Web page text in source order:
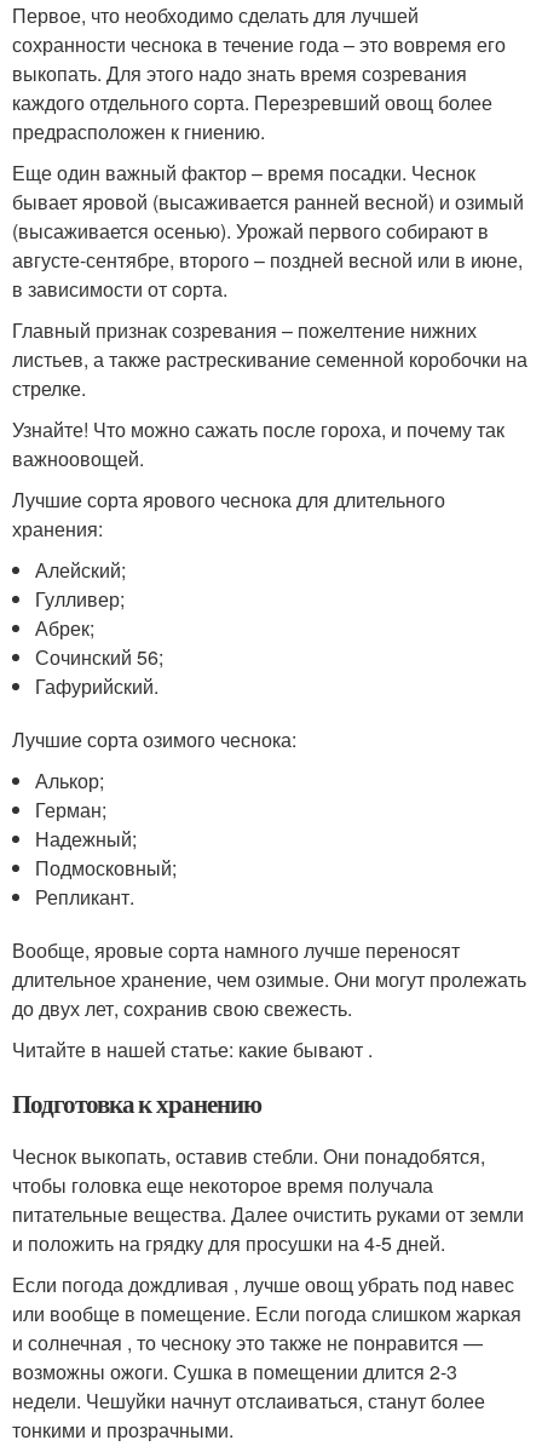
Первое, что необходимо сделать для лучшей
сохранности чеснока в течение года – это вовремя его
выкопать. Для этого надо знать время созревания
каждого отдельного сорта. Перезревший овощ более
предрасположен к гниению.
Еще один важный фактор – время посадки. Чеснок
бывает яровой (высаживается ранней весной) и озимый
(высаживается осенью). Урожай первого собирают в
августе-сентябре, второго – поздней весной или в июне,
в зависимости от сорта.
Главный признак созревания – пожелтение нижних
листьев, а также растрескивание семенной коробочки на
стрелке.
Узнайте! Что можно сажать после гороха, и почему так
важноовощей.
Лучшие сорта ярового чеснока для длительного
хранения:
Алейский;
Гулливер;
Абрек;
Сочинский 56;
Гафурийский.
Лучшие сорта озимого чеснока:
Алькор;
Герман;
Надежный;
Подмосковный;
Репликант.
Вообще, яровые сорта намного лучше переносят
длительное хранение, чем озимые. Они могут пролежать
до двух лет, сохранив свою свежесть.
Читайте в нашей статье: какие бывают .
Подготовка к хранению
Чеснок выкопать, оставив стебли. Они понадобятся,
чтобы головка еще некоторое время получала
питательные вещества. Далее очистить руками от земли
и положить на грядку для просушки на 4-5 дней.
Если погода дождливая , лучше овощ убрать под навес
или вообще в помещение. Если погода слишком жаркая
и солнечная , то чесноку это также не понравится —
возможны ожоги. Сушка в помещении длится 2-3
недели. Чешуйки начнут отслаиваться, станут более
тонкими и прозрачными.